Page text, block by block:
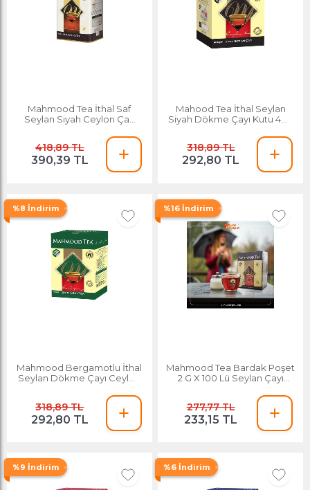
Mahmood Tea İthal Saf
Seylan Siyah Ceylon Çay
418,89 TL
390,39 TL
Mahood Tea İthal Seylan
Siyah Dökme Çayı Kutu 400
318,89 TL
292,80 TL
%8 İndirim
Mahmood Bergamotlu İthal
Seylan Dökme Çayı Ceylon
318,89 TL
292,80 TL
%16 İndirim
Mahmood Tea Bardak Poşet
2 G X 100 Lü Seylan Çayı
277,77 TL
233,15 TL
%9 İndirim %6 İndirim